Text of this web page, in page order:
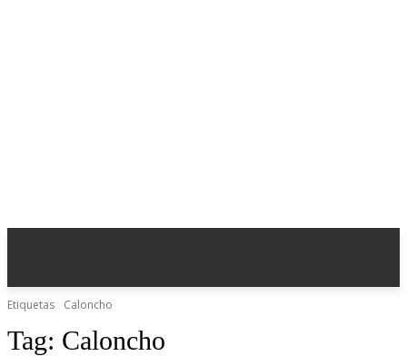
Etiquetas Caloncho
Tag: Caloncho